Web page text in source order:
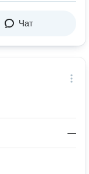
Чат
—